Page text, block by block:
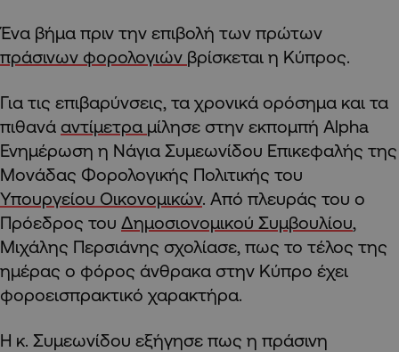
Ένα βήμα πριν την επιβολή των πρώτων
πράσινων φορολογιών βρίσκεται η Κύπρος.
Για τις επιβαρύνσεις, τα χρονικά ορόσημα και τα
πιθανά αντίμετρα μίλησε στην εκπομπή Alpha
Ενημέρωση η Νάγια Συμεωνίδου Επικεφαλής της
Μονάδας Φορολογικής Πολιτικής του
Υπουργείου Οικονομικών. Από πλευράς του ο
Πρόεδρος του Δημοσιονομικού Συμβουλίου,
Μιχάλης Περσιάνης σχολίασε, πως το τέλος της
ημέρας ο φόρος άνθρακα στην Κύπρο έχει
φοροεισπρακτικό χαρακτήρα.
Η κ. Συμεωνίδου εξήγησε πως η πράσινη